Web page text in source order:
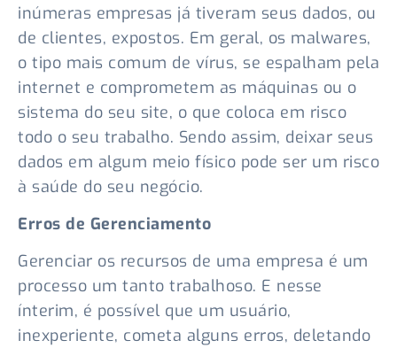
inúmeras empresas já tiveram seus dados, ou
de clientes, expostos. Em geral, os malwares,
o tipo mais comum de vírus, se espalham pela
internet e comprometem as máquinas ou o
sistema do seu site, o que coloca em risco
todo o seu trabalho. Sendo assim, deixar seus
dados em algum meio físico pode ser um risco
à saúde do seu negócio.
Erros de Gerenciamento
Gerenciar os recursos de uma empresa é um
processo um tanto trabalhoso. E nesse
ínterim, é possível que um usuário,
inexperiente, cometa alguns erros, deletando